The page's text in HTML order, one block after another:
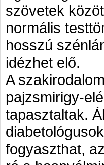
szövetek
normális
hosszú
idézhet elő.
A
pajzsmirigy-
tapasztaltak.
fogyaszthat,